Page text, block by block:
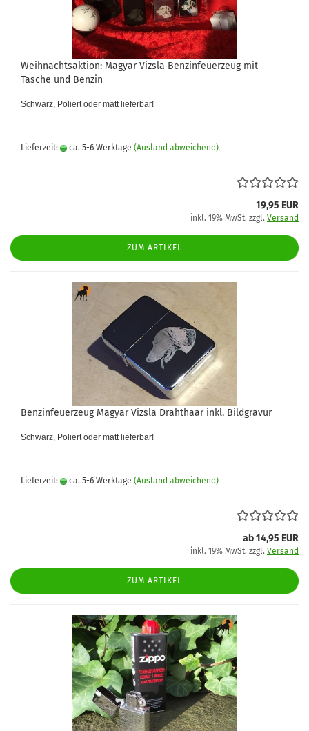
Weihnachtsaktion: Magyar Vizsla Benzinfeuerzeug mit
Tasche und Benzin
Schwarz, Poliert oder matt lieferbar!
Lieferzeit: ca. 5-6 Werktage (Ausland abweichend)
19,95 EUR
inkl. 19% MwSt. zzgl. Versand
ZUM ARTIKEL
Benzinfeuerzeug Magyar Vizsla Drahthaar inkl. Bildgravur
Schwarz, Poliert oder matt lieferbar!
Lieferzeit: ca. 5-6 Werktage (Ausland abweichend)
ab 14,95 EUR
inkl. 19% MwSt. zzgl. Versand
ZUM ARTIKEL